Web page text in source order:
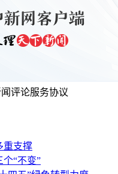
评论服务协议
重支撑
个“不变”